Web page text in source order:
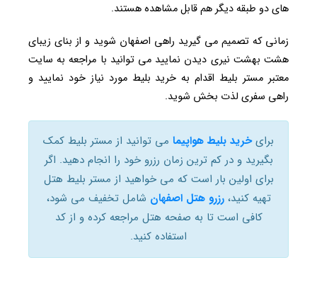
های دو طبقه دیگر هم قابل مشاهده هستند.
زمانی که تصمیم می گیرید راهی اصفهان شوید و از بنای زیبای
هشت بهشت نیری دیدن نمایید می توانید با مراجعه به سایت
معتبر مستر بلیط اقدام به خرید بلیط مورد نیاز خود نمایید و
راهی سفری لذت بخش شوید.
برایخرید بلیط هواپیما می توانید از مستر بلیط کمک
بگیرید و در کم ترین زمان رزرو خود را انجام دهید. اگر
برای اولین بار است که می خواهید از مستر بلیط هتل
تهیه کنید،رزرو هتل اصفهان شامل تخفیف می شود،
کافی است تا به صفحه هتل مراجعه کرده و از کد
استفاده کنید.